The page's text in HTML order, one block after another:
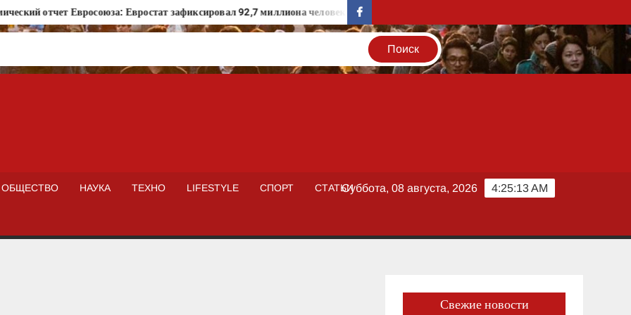
отчет Евросоюза: Евростат зафиксировал 92,7 миллиона человек в группе риска
facebook
ОБЩЕСТВО НАУКА ТЕХНО LIFESTYLE СПОРТ СТАТЬИ 4:25:13 AM
Суббота, 08 августа, 2026
Свежие новости